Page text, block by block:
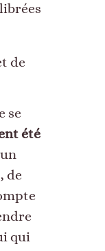
de
se
été
de
qui